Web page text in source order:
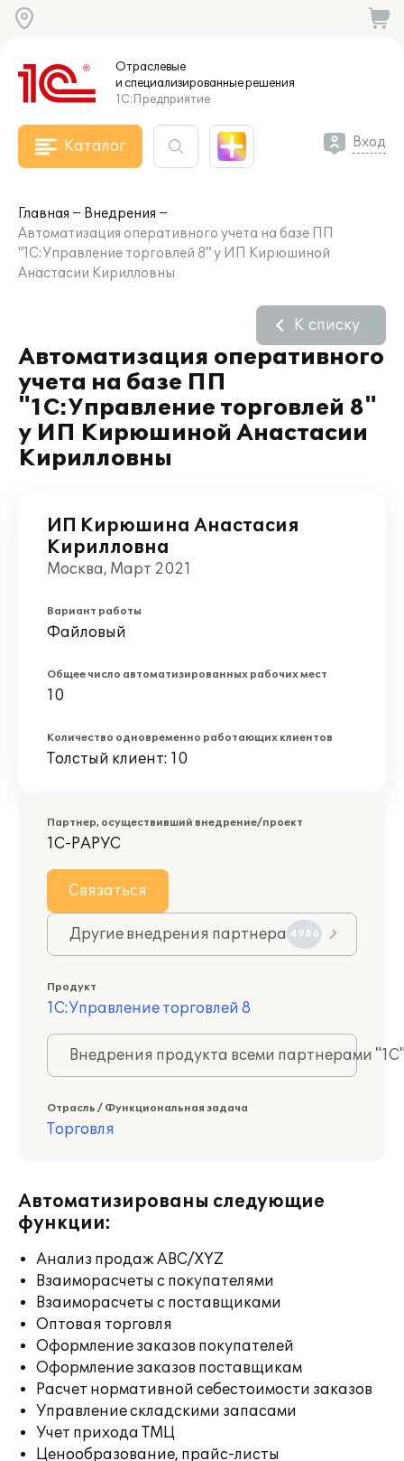
Отраслевые
и специализированныерешения
1С:Предприятие
Каталог Вход
Главная
Внедрения
Автоматизация оперативного учета на базе ПП
"1С:Управление торговлей 8" у ИП Кирюшиной
Анастасии Кирилловны
Автоматизация оперативного
учета на базе ПП
"1С:Управление торговлей 8"
у ИП Кирюшиной Анастасии
Кирилловны
К списку
ИП Кирюшина Анастасия
Кирилловна
Москва, Март 2021
Вариант работы
Файловый
Общее число автоматизированных рабочих мест
10
Количество одновременно работающих клиентов
Толстый клиент: 10
Партнер, осуществивший внедрение/проект
1С-РАРУС
Связаться
Другие внедрения партнера 4986
Продукт
1С:Управление торговлей 8
Внедрения продукта всеми партнерами
Отрасль / Функциональная задача
Торговля
Автоматизированы следующие
функции:
Анализ продаж ABC/XYZ
Взаиморасчеты с покупателями
Взаиморасчеты с поставщиками
Оптовая торговля
Оформление заказов покупателей
Оформление заказов поставщикам
Расчет нормативной себестоимости заказов
Управление складскими запасами
Учет прихода ТМЦ
Ценообразование, прайс-листы